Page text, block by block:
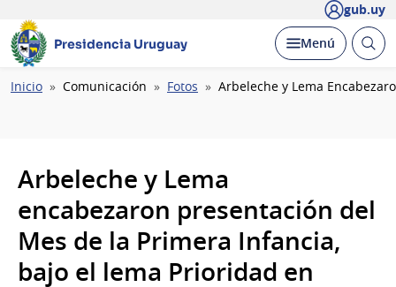
gub.uy
Presidencia Uruguay Desplegar
Menú Abrir
Ruta
Inicio Comunicación Fotos Arbeleche y Lema
Arbeleche y Lema
encabezaron presentación del
Mes de la Primera Infancia,
bajo el lema Prioridad en